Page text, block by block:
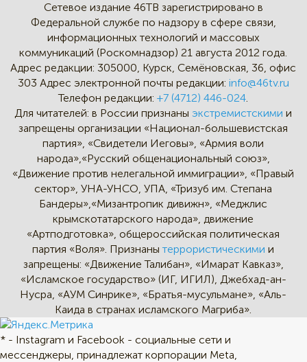
Сетевое издание 46ТВ зарегистрировано в
Федеральной службе по надзору в сфере связи,
информационных технологий и массовых
коммуникаций (Роскомнадзор) 21 августа 2012 года.
Адрес редакции: 305000, Курск, Семёновская, 36, офис
303 Адрес электронной почты редакции: info@46tv.ru
Телефон редакции: +7 (4712) 446-024.
Для читателей: в России признаныэкстремистскими и
запрещены организации «Национал-большевистская
партия», «Свидетели Иеговы», «Армия воли
народа»,«Русский общенациональный союз»,
«Движение против нелегальной иммиграции», «Правый
сектор», УНА-УНСО, УПА, «Тризуб им. Степана
Бандеры»,«Мизантропик дивижн», «Меджлис
крымскотатарского народа», движение
«Артподготовка», общероссийская политическая
партия «Воля». Признанытеррористическими и
запрещены: «Движение Талибан», «Имарат Кавказ»,
«Исламское государство» (ИГ, ИГИЛ), Джебхад-ан-
Нусра, «АУМ Синрике», «Братья-мусульмане», «Аль-
Каида в странах исламского Магриба».
* - Instagram и Facebook - социальные сети и
мессенджеры, принадлежат корпорации Meta,